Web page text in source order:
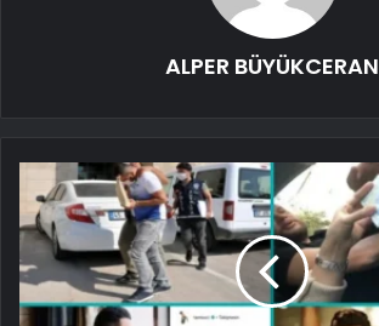
ALPER BÜYÜKCERAN